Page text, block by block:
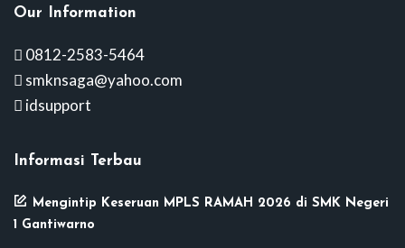
Our Information
0812-2583-5464
smknsaga@yahoo.com
idsupport
Informasi Terbau
Mengintip Keseruan MPLS RAMAH 2026 di SMK Negeri
1 Gantiwarno